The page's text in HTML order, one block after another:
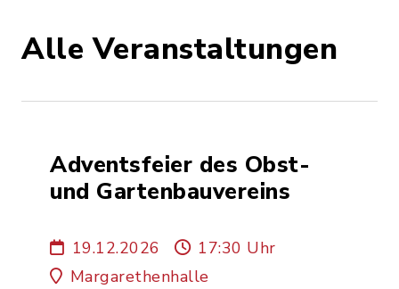
Alle Veranstaltungen
Adventsfeier des Obst-
und Gartenbauvereins
19.12.2026
17:30 Uhr
Margarethenhalle